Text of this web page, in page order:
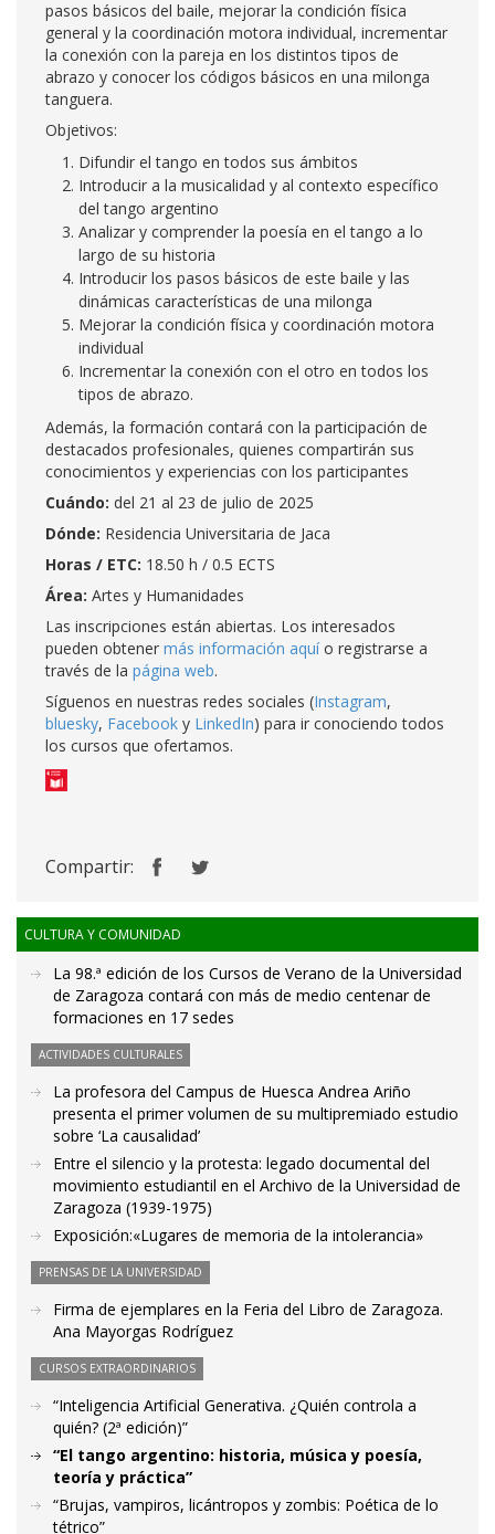
pasos básicos del baile, mejorar la condición física
general y la coordinación motora individual, incrementar
la conexión con la pareja en los distintos tipos de
abrazo y conocer los códigos básicos en una milonga
tanguera.
Objetivos:
Difundir el tango en todos sus ámbitos
Introducir a la musicalidad y al contexto específico
del tango argentino
Analizar y comprender la poesía en el tango a lo
largo de su historia
Introducir los pasos básicos de este baile y las
dinámicas características de una milonga
Mejorar la condición física y coordinación motora
individual
Incrementar la conexión con el otro en todos los
tipos de abrazo.
Además, la formación contará con la participación de
destacados profesionales, quienes compartirán sus
conocimientos y experiencias con los participantes
Cuándo: del 21 al 23 de julio de 2025
Dónde: Residencia Universitaria de Jaca
Horas / ETC: 18.50 h / 0.5 ECTS
Área: Artes y Humanidades
Las inscripciones están abiertas. Los interesados
pueden obtener más información aquío registrarse a
través de la página web.
Síguenos en nuestras redes sociales (Instagram,
bluesky, Facebook y LinkedIn) para ir conociendo todos
los cursos que ofertamos.
Compartir:
CULTURA Y COMUNIDAD
La 98.ª edición de los Cursos de Verano de la Universidad
de Zaragoza contará con más de medio centenar de
formaciones en 17 sedes
ACTIVIDADES CULTURALES
La profesora del Campus de Huesca Andrea Ariño
presenta el primer volumen de su multipremiado estudio
sobre ‘La causalidad’
Entre el silencio y la protesta: legado documental del
movimiento estudiantil en el Archivo de la Universidad de
Zaragoza (1939-1975)
Exposición:«Lugares de memoria de la intolerancia»
PRENSAS DE LA UNIVERSIDAD
Firma de ejemplares en la Feria del Libro de Zaragoza.
Ana Mayorgas Rodríguez
CURSOS EXTRAORDINARIOS
“Inteligencia Artificial Generativa. ¿Quién controla a
quién? (2ª edición)”
“El tango argentino: historia, música y poesía,
teoría y práctica”
“Brujas, vampiros, licántropos y zombis: Poética de lo
tétrico”